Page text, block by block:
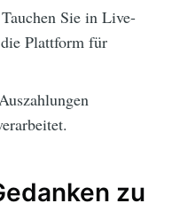
Sie in Live-
Plattform für
zu